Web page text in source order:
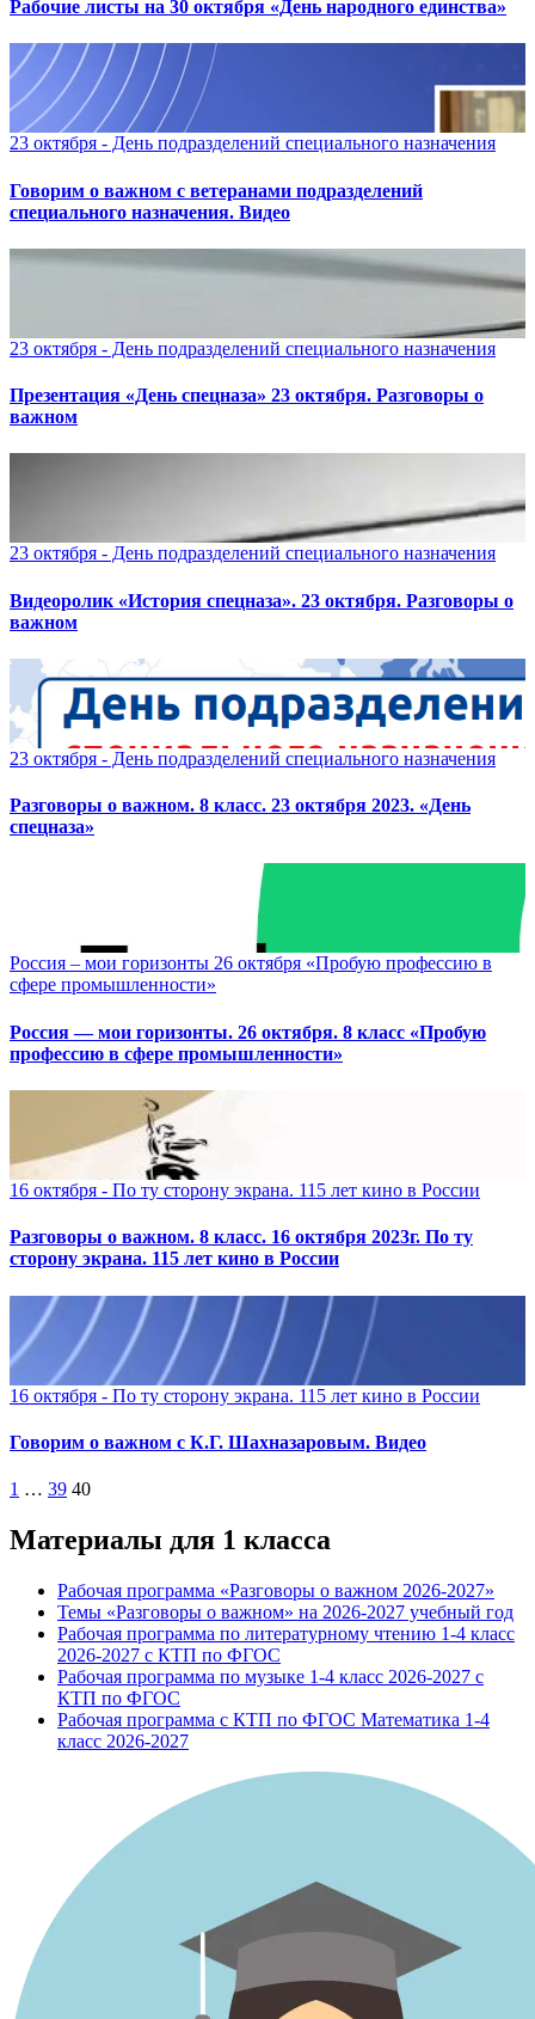
Рабочие листы на 30 октября «День народного единства»
23 октября - День подразделений специального назначения
Говорим о важном с ветеранами подразделений
специального назначения. Видео
23 октября - День подразделений специального назначения
Презентация «День спецназа» 23 октября. Разговоры о
важном
23 октября - День подразделений специального назначения
Видеоролик «История спецназа». 23 октября. Разговоры о
важном
23 октября - День подразделений специального назначения
Разговоры о важном. 8 класс. 23 октября 2023. «День
спецназа»
Россия – мои горизонты 26 октября «Пробую профессию в
сфере промышленности»
Россия — мои горизонты. 26 октября. 8 класс «Пробую
профессию в сфере промышленности»
16 октября - По ту сторону экрана. 115 лет кино в России
Разговоры о важном. 8 класс. 16 октября 2023г. По ту
сторону экрана. 115 лет кино в России
16 октября - По ту сторону экрана. 115 лет кино в России
Говорим о важном с К.Г. Шахназаровым. Видео
Пагинация
записей
1 … 39 40
Материалы для 1 класса
Рабочая программа «Разговоры о важном 2026-2027»
Темы «Разговоры о важном» на 2026-2027 учебный год
Рабочая программа по литературному чтению 1-4 класс
2026-2027 с КТП по ФГОС
Рабочая программа по музыке 1-4 класс 2026-2027 с
КТП по ФГОС
Рабочая программа с КТП по ФГОС Математика 1-4
класс 2026-2027